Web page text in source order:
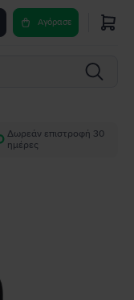
Αγόρασε
Δωρεάν επιστροφή 30
ημέρες